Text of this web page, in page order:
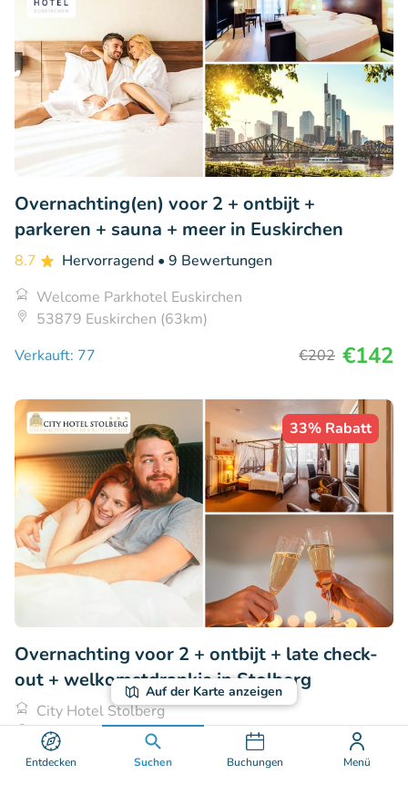
Entdecken Suchen Buchungen Menü
Auf der Karte anzeigen
Overnachting(en) voor 2 + ontbijt +
parkeren + sauna + meer in Euskirchen
8.7 Hervorragend • 9 Bewertungen
Welcome Parkhotel Euskirchen
53879 Euskirchen (63km)
Verkauft: 77
€202 €142
33% Rabatt
Overnachting voor 2 + ontbijt + late check-
out + welkomstdrankje in Stolberg
City Hotel Stolberg
Stolberg (63km)
Verkauft: 22
€148 €99